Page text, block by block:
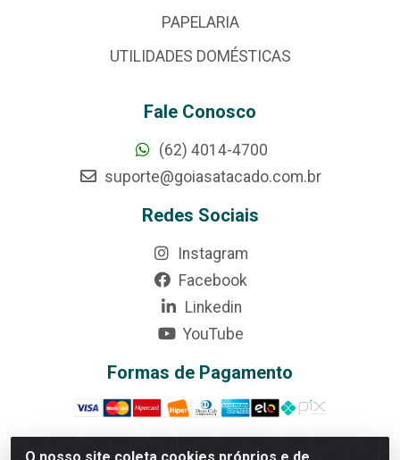
PAPELARIA
UTILIDADES DOMÉSTICAS
Fale Conosco
(62) 4014-4700
suporte@goiasatacado.com.br
Redes Sociais
Instagram
Facebook
Linkedin
YouTube
Formas de Pagamento